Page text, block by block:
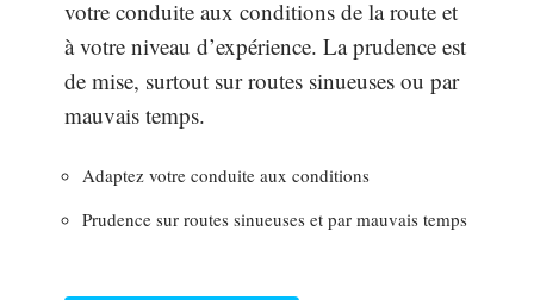
votre conduite aux conditions de la route et
à votre niveau d’expérience. La prudence est
de mise, surtout sur routes sinueuses ou par
mauvais temps.
Adaptez votre conduite aux conditions
Prudence sur routes sinueuses et par mauvais temps